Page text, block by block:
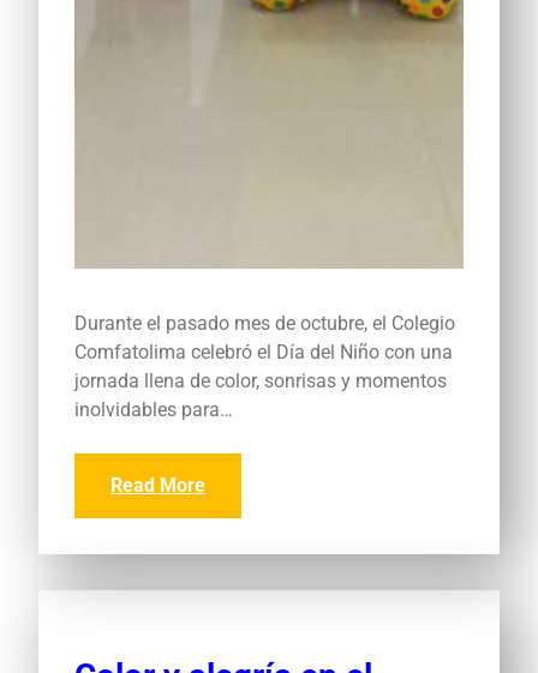
Durante el pasado mes de octubre, el Colegio
Comfatolima celebró el Día del Niño con una
jornada llena de color, sonrisas y momentos
inolvidables para…
Read More